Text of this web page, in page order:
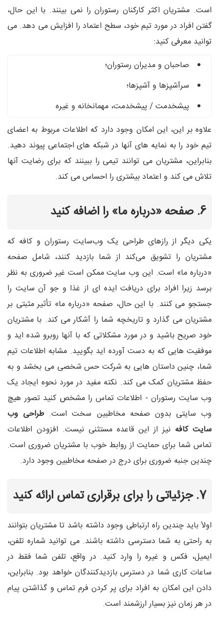
است. مشتریان اکثر کارکنان رستوران را نمی بینند. با این حال،
گفتن افراد در مورد تیم خود، سطح اعتماد را افزایش می دهد. می
توانید معرفی کنید:
صاحبان و مدیران رستوران؛
سرآشپزها و آشپزها؛
پیشخدمت / پیشخدمت، مهمانخانه و غیره
علاوه بر این، این امکان وجود دارد که اطلاعات مربوط به اعضای
تیم خود را به نمایه های آنها در شبکه های اجتماعی پیوند دهید.
بنابراین، مشتریان می توانند تیمی را ببینند که برای رضایت آنها
تلاش می کند و اعتماد بیشتری را احساس می کند.
6. صفحه «درباره ما» را اضافه کنید
یکی دیگر از رازهای طراحی یک وب‌سایت رستوران و کافه که
مشتریان را تشویق می‌کند از شما بازدید کنند، شامل صفحه
«درباره ما» است. این وب سایت ممکن است غیر ضروری به نظر
برسد زیرا افراد برای دریافت ایده ای از غذا و جو آن سایت را
جستجو می کنند. با این حال، صفحه «درباره ما» تأثیر مثبتی بر
مشتریان می گذارد و تاریخچه شما را آشکار می کند. با مشتریان
خود صریح باشید و در مورد مشکلاتی که با آنها روبرو شده اید و
موفقیت هایی که به دست آورده اید بگویید. مشابه اطلاعات تیم
شما، چنین داستان هایی به شرکت حس شخصی می بخشد و به
حفظ مشتریان کمک می کند. نکته مفید در مورد نحوه ایجاد یک
وب سایت رستوران - اطلاعات تماس را مشخص کنید تصور هیچ
وب سایتی بدون صفحه مخاطبین سخت است.طراحی وب
سایت کافه نیز از این قاعده مستثنی نیست. افزودن اطلاعات
تماس شما برای حمایت از روابط خوب با مشتریان ضروری است.
چندین جنبه ضروری برای درج در صفحه مخاطبین وجود دارد.
7. جزئیاتی را برای برقراری تماس ارائه کنید
اولاً باید چندین راه ارتباطی وجود داشته باشد تا مشتریان بتوانند
به راحتی به شما دسترسی داشته باشند. می توانید شماره تلفن،
ایمیل، فکس و غیره را وارد کنید. در واقع، تلفن شما فقط در
ساعات کاری شما در دسترس بازدیدکنندگان خواهد بود. بنابراین،
دادن این امکان به افراد برای پر کردن فرم تماس و گذاشتن پیام
در هر زمان نیز بسیار ارزشمند است.